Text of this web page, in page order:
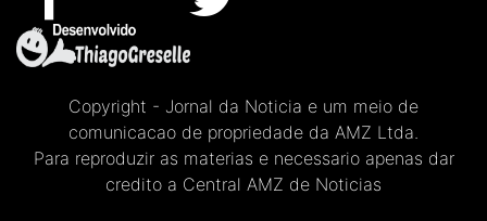
Copyright - Jornal da Noticia e um meio de
comunicacao de propriedade da AMZ Ltda.
Para reproduzir as materias e necessario apenas dar
credito a Central AMZ de Noticias